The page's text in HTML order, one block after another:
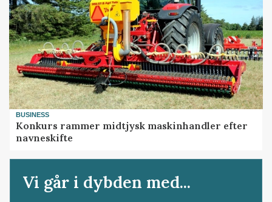
BUSINESS
Konkurs rammer midtjysk maskinhandler efter
navneskifte
Vi går i dybden med...